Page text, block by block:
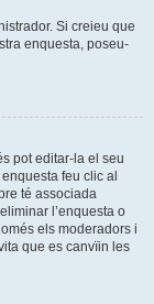
Si creieu que
enquesta, poseu-
pot editar-la el seu
feu clic al
té associada
l’enquesta o
els moderadors i
que es canvïin les